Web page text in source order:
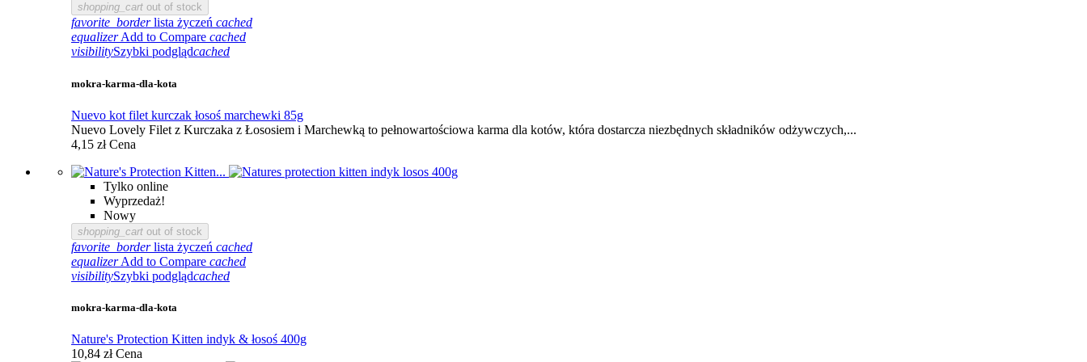
shopping_cart out of stock
favorite_border lista życzeń cached
equalizer Add to Compare cached
visibilitySzybki podglądcached
mokra-karma-dla-kota
Nuevo kot filet kurczak łosoś marchewki 85g
Nuevo Lovely Filet z Kurczaka z Łososiem i Marchewką to pełnowartościowa karma dla kotów, która dostarcza niezbędnych składników odżywczych,...
4,15 zł Cena
Tylko online
Wyprzedaż!
Nowy
shopping_cart out of stock
favorite_border lista życzeń cached
equalizer Add to Compare cached
visibilitySzybki podglądcached
mokra-karma-dla-kota
Nature's Protection Kitten indyk & łosoś 400g
10,84 zł Cena